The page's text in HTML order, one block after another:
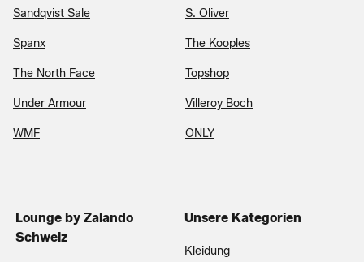
Sandqvist Sale S. Oliver
Spanx The Kooples
The North Face Topshop
Under Armour Villeroy Boch
WMF ONLY
Lounge by Zalando
Schweiz
Unsere Kategorien
Kleidung